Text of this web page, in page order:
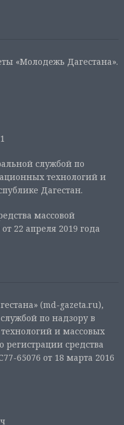
«Молодежь Дагестана».
службой по
технологий и
Дагестан.
массовой
22 апреля 2019 года
(md-gazeta.ru),
по надзору в
и массовых
средства
65076 от 18 марта 2016